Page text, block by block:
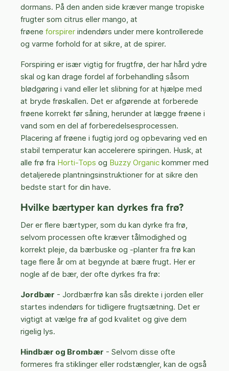
dormans. På den anden side kræver mange tropiske
frugter som citrus eller mango, at
frøene forspirer indendørs under mere kontrollerede
og varme forhold for at sikre, at de spirer.
Forspiring er især vigtig for frugtfrø, der har hård ydre
skal og kan drage fordel af forbehandling såsom
blødgøring i vand eller let slibning for at hjælpe med
at bryde frøskallen. Det er afgørende at forberede
frøene korrekt før såning, herunder at lægge frøene i
vand som en del af forberedelsesprocessen.
Placering af frøene i fugtig jord og opbevaring ved en
stabil temperatur kan accelerere spiringen. Husk, at
alle frø fra Horti-Tops og Buzzy Organic kommer med
detaljerede plantningsinstruktioner for at sikre den
bedste start for din have.
Hvilke bærtyper kan dyrkes fra frø?
Der er flere bærtyper, som du kan dyrke fra frø,
selvom processen ofte kræver tålmodighed og
korrekt pleje, da bærbuske og -planter fra frø kan
tage flere år om at begynde at bære frugt. Her er
nogle af de bær, der ofte dyrkes fra frø:
Jordbær - Jordbærfrø kan sås direkte i jorden eller
startes indendørs for tidligere frugtsætning. Det er
vigtigt at vælge frø af god kvalitet og give dem
rigelig lys.
Hindbær og Brombær - Selvom disse ofte
formeres fra stiklinger eller rodstængler, kan de også